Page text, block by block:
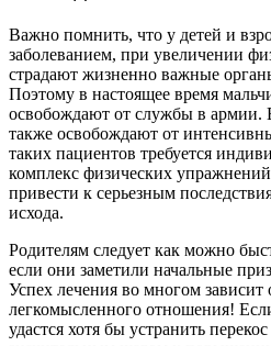
Важно помнить, что у детей и
заболеванием, при увеличении
страдают жизненно важные
Поэтому в настоящее время
освобождают от службы в армии.
также освобождают от
таких пациентов требуется
комплекс физических
привести к серьезным
исхода.
Родителям следует как можно
если они заметили начальные
Успех лечения во многом зависит
легкомысленного отношения!
удастся хотя бы устранить